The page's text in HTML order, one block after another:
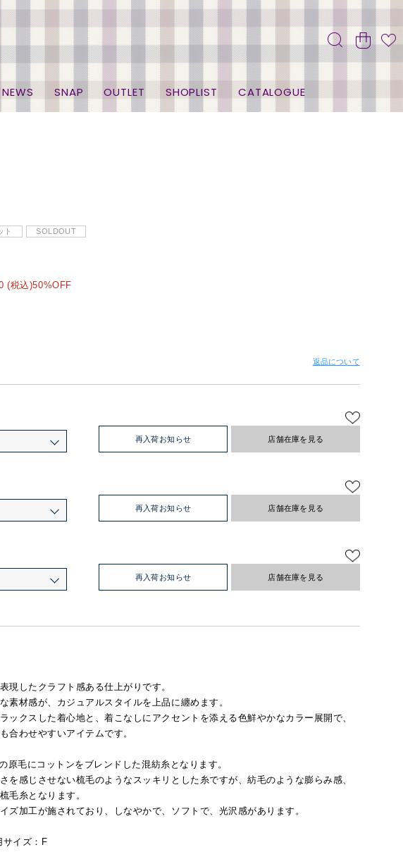
NEWS SNAP OUTLET SHOPLIST CATALOGUE
ト SOLDOUT
(税込)50%OFF
返品について
再入荷お知らせ 店舗在庫を見る
再入荷お知らせ 店舗在庫を見る
再入荷お知らせ 店舗在庫を見る
現したクラフト感ある仕上がりです。
素材感が、カジュアルスタイルを上品に纏めます。
ックスした着心地と、着こなしにアクセントを添える色鮮やかなカラー展開で、
合わせやすいアイテムです。
原毛にコットンをブレンドした混紡糸となります。
を感じさせない梳毛のようなスッキリとした糸ですが、紡毛のような膨らみ感、
毛糸となります。
ズ加工が施されており、しなやかで、ソフトで、光沢感があります。
イズ：F